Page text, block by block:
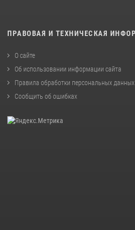
ПРАВОВАЯ И ТЕХНИЧЕСКАЯ
О сайте
Об использовании информации сайта
Правила обработки персональных данных
Сообщить об ошибках